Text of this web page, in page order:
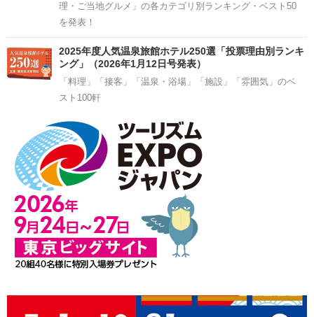
理・ご当地グルメ」の各カテゴリ別ランキング・ベスト50
を発表！
2025年度人気温泉旅館ホテル250選「投票理由別ランキ
ング」（2026年1月12日号発表）
「料理」「接客」「温泉・浴場」「施設」「雰囲気」のベ
スト100軒